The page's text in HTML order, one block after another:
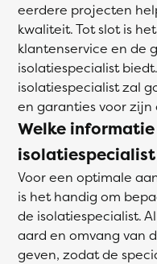
eerdere projecten
kwaliteit. Tot slot is
klantenservice en de
isolatiespecialist
isolatiespecialist zal
en garanties voor zijn
Welke
Voor een optimale
is het handig om
de isolatiespecialist.
aard en omvang van
geven, zodat de